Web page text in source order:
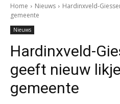
Home Nieuws
Hardinxveld-
gemeente
Nieuws
Hardinxveld-
geeft nieuw
gemeente